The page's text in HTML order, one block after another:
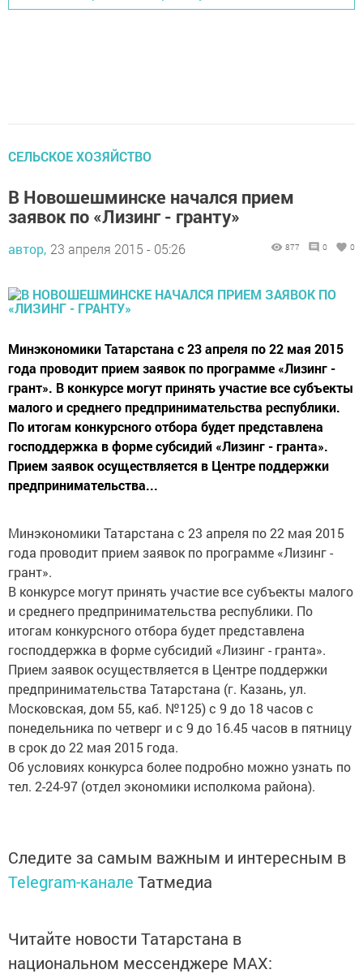
СЕЛЬСКОЕ ХОЗЯЙСТВО
В Новошешминске начался прием
заявок по «Лизинг - гранту»
автор, 23 апреля 2015 - 05:26 877 0 0
Минэкономики Татарстана с 23 апреля по 22 мая 2015
года проводит прием заявок по программе «Лизинг -
грант». В конкурсе могут принять участие все субъекты
малого и среднего предпринимательства республики.
По итогам конкурсного отбора будет представлена
господдержка в форме субсидий «Лизинг - гранта».
Прием заявок осуществляется в Центре поддержки
предпринимательства...
Минэкономики Татарстана с 23 апреля по 22 мая 2015
года проводит прием заявок по программе «Лизинг -
грант».
В конкурсе могут принять участие все субъекты малого
и среднего предпринимательства республики. По
итогам конкурсного отбора будет представлена
господдержка в форме субсидий «Лизинг - гранта».
Прием заявок осуществляется в Центре поддержки
предпринимательства Татарстана (г. Казань, ул.
Московская, дом 55, каб. №125) с 9 до 18 часов с
понедельника по четверг и с 9 до 16.45 часов в пятницу
в срок до 22 мая 2015 года.
Об условиях конкурса более подробно можно узнать по
тел. 2-24-97 (отдел экономики исполкома района).
Следите за самым важным и интересным в
Telegram-канале Татмедиа
Читайте новости Татарстана в
национальном мессенджере MАХ: